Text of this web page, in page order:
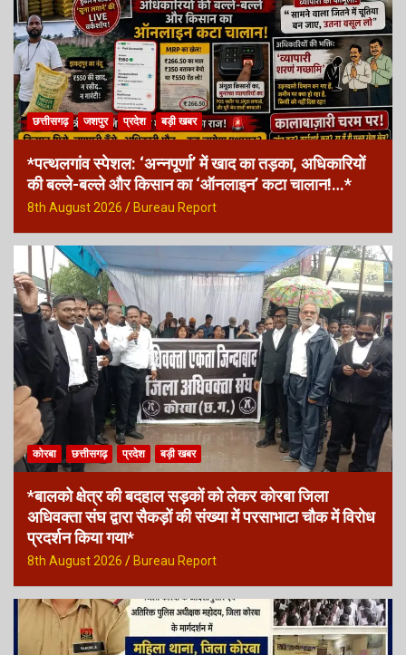
छत्तीसगढ़ जशपुर प्रदेश बड़ी खबर
*पत्थलगांव स्पेशल: ‘अन्नपूर्णा’ में खाद का तड़का, अधिकारियों
की बल्ले-बल्ले और किसान का ‘ऑनलाइन’ कटा चालान!…*
8th August 2026 Bureau Report
कोरबा छत्तीसगढ़ प्रदेश बड़ी खबर
*बालको क्षेत्र की बदहाल सड़कों को लेकर कोरबा जिला
अधिवक्ता संघ द्वारा सैकड़ों की संख्या में परसाभाटा चौक में विरोध
प्रदर्शन किया गया*
8th August 2026 Bureau Report